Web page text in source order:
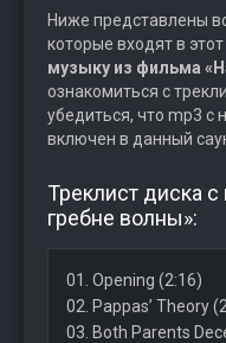
Ниже представлены
которые входят в
музыку из фильма
ознакомиться с
убедиться, что mp3
включен в данный
Треклист диска
гребне волны»:
01. Opening (2:16)
02. Pappas’ Theory
03. Both Parents